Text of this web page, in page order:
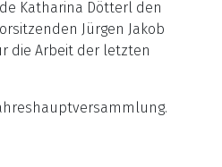
Katharina Dötterl den
Jürgen Jakob
die Arbeit der letzten